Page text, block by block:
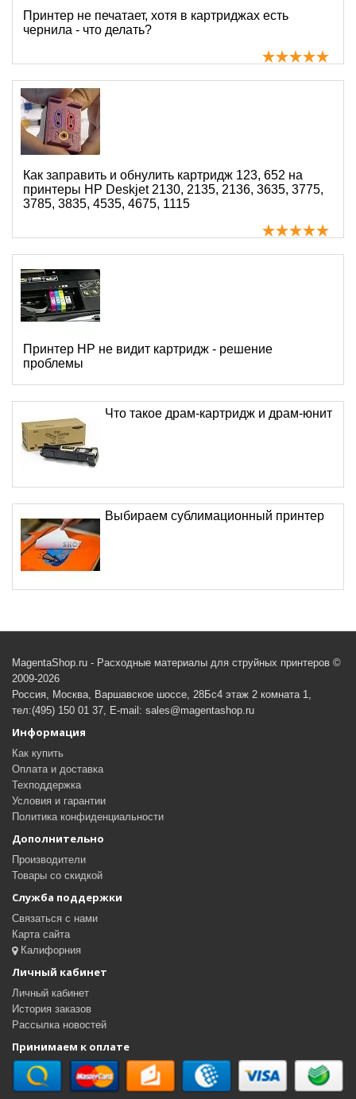
Принтер не печатает, хотя в картриджах есть
чернила - что делать?
Как заправить и обнулить картридж 123, 652 на
принтеры HP Deskjet 2130, 2135, 2136, 3635, 3775,
3785, 3835, 4535, 4675, 1115
Принтер HP не видит картридж - решение
проблемы
Что такое драм-картридж и драм-юнит
Выбираем сублимационный принтер
MagentaShop.ru - Расходные материалы для струйных принтеров ©
2009-2026
Россия, Москва, Варшавское шоссе, 28Бс4 этаж 2 комната 1,
тел:(495) 150 01 37, E-mail: sales@magentashop.ru
Информация
Как купить
Оплата и доставка
Техподдержка
Условия и гарантии
Политика конфиденциальности
Дополнительно
Производители
Товары со скидкой
Служба поддержки
Связаться с нами
Карта сайта
Калифорния
Личный кабинет
Личный кабинет
История заказов
Рассылка новостей
Принимаем к оплате